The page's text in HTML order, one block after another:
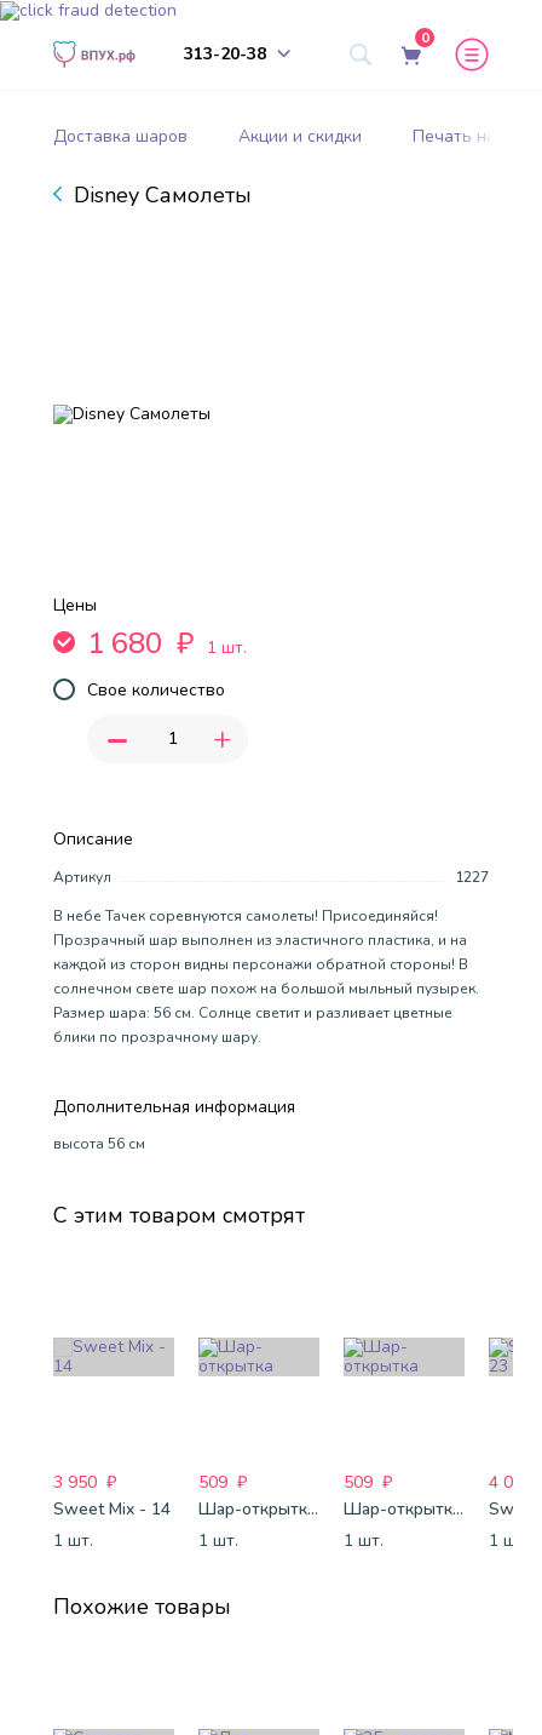
313-20-38
0
Доставка шаров Акции и скидки Печать на
Disney Самолеты
Описание
Артикул
1227
В небе Тачек соревнуются самолеты! Присоединяйся!
Прозрачный шар выполнен из эластичного пластика, и на
каждой из сторон видны персонажи обратной стороны! В
солнечном свете шар похож на большой мыльный пузырек.
Размер шара: 56 см. Солнце светит и разливает цветные
блики по прозрачному шару.
Дополнительная информация
высота 56 см
Цены
1 680 ₽
1 шт.
Свое количество
- +
С этим товаром смотрят
3 950 ₽
Sweet Mix - 14
1 шт.
509 ₽
Шар-открытка "Звезда" (45 см) - 1
1 шт.
509 ₽
Шар-открытка "Сердце" (45 см) - 2
1 шт.
4 088
1 шт.
Похожие товары